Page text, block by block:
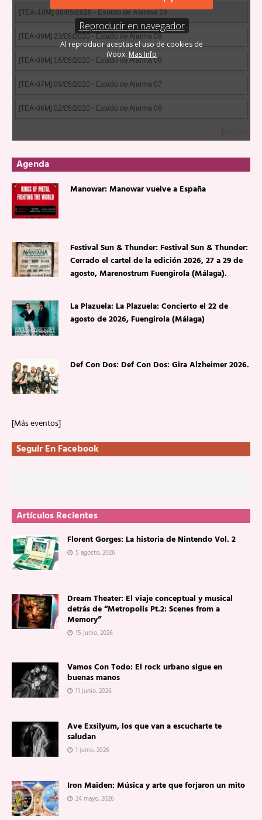
Agenda
Manowar: Manowar vuelve a España
Festival Sun & Thunder: Festival Sun & Thunder:
Cerrado el cartel de la edición 2026, 27 a 29 de
agosto, Marenostrum Fuengirola (Málaga).
La Plazuela: La Plazuela: Concierto el 22 de
agosto de 2026, Fuengirola (Málaga)
Def Con Dos: Def Con Dos: Gira Alzheimer 2026.
[Más eventos]
Seguir En Facebook
Artículos Recientes
Florent Gorges: La historia de Nintendo Vol. 2
5 agosto, 2026
Dream Theater: El viaje conceptual y musical
detrás de “Metropolis Pt.2: Scenes from a
Memory”
15 junio, 2026
Vamos Con Todo: El rock urbano sigue en
buenas manos
11 junio, 2026
Ave Exsilyum, los que van a escucharte te
saludan
1 junio, 2026
Iron Maiden: Música y arte que forjaron un mito
24 mayo, 2026